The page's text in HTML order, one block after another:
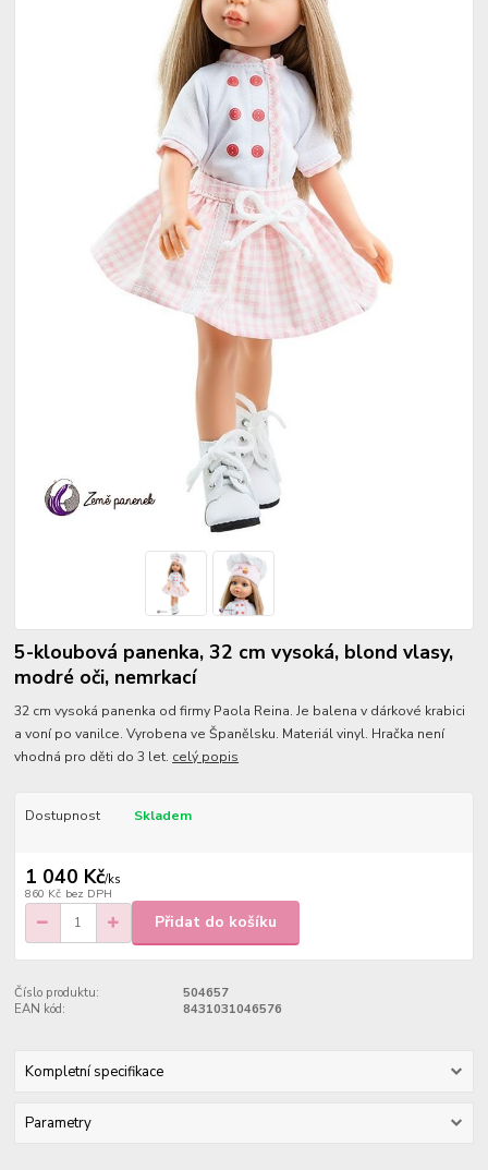
5-kloubová panenka, 32 cm vysoká, blond vlasy,
modré oči, nemrkací
32 cm vysoká panenka od firmy Paola Reina. Je balena v dárkové krabici
a voní po vanilce. Vyrobena ve Španělsku. Materiál vinyl. Hračka není
vhodná pro děti do 3 let. celý popis
Dostupnost Skladem
1 040 Kč/ks
860 Kč bez DPH
Přidat do košíku
Číslo produktu:
504657
EAN kód:
8431031046576
Kompletní specifikace
Parametry